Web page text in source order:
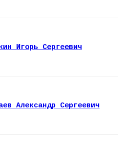
Игорь Сергеевич
Александр Сергеевич